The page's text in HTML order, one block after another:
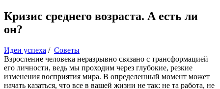
Кризис среднего возраста. А есть ли
он?
Идеи успеха / Советы
Взросление человека неразрывно связано с трансформацией
его личности, ведь мы проходим через глубокие, резкие
изменения восприятия мира. В определенный момент может
начать казаться, что все в вашей жизни не так: не та работа, не